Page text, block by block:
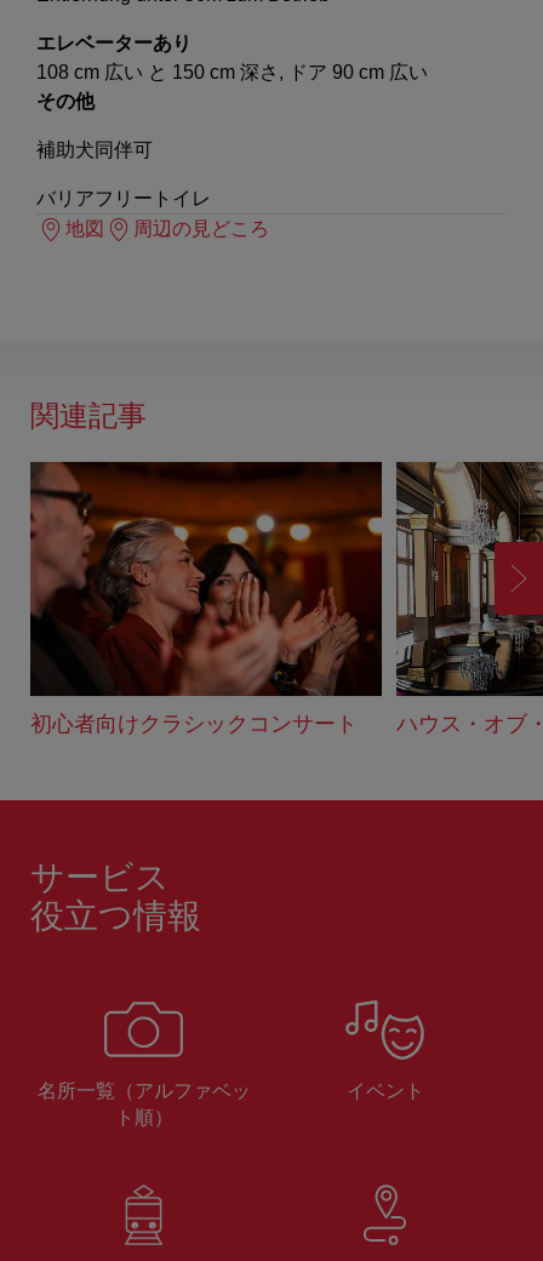
エレベーターあり
108 cm 広い と 150 cm 深さ, ドア 90 cm 広い
その他
補助犬同伴可
バリアフリートイレ
地図
周辺の見どころ
関連記事
初心者向けクラシックコンサート ハウス・オブ
進
む
サービス
役立つ情報
名所一覧（アルファベッ
ト順）
イベント